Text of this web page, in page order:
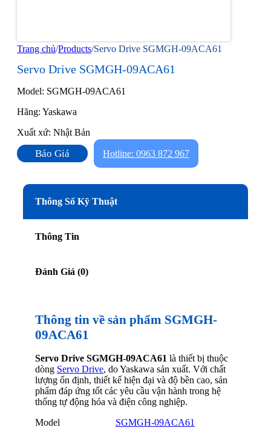
Trang chủ/Products/Servo Drive SGMGH-09ACA61
Servo Drive SGMGH-09ACA61
Model: SGMGH-09ACA61
Hãng: Yaskawa
Xuất xứ: Nhật Bản
Báo Giá Hotline: 0963 872 967
Thông Số Kỹ Thuật
Thông Tin
Đánh Giá (0)
Thông tin về sản phẩm SGMGH-
09ACA61
Servo Drive SGMGH-09ACA61 là thiết bị thuộc
dòng Servo Drive, do Yaskawa sản xuất. Với chất
lượng ổn định, thiết kế hiện đại và độ bền cao, sản
phẩm đáp ứng tốt các yêu cầu vận hành trong hệ
thống tự động hóa và điện công nghiệp.
Model
SGMGH-09ACA61